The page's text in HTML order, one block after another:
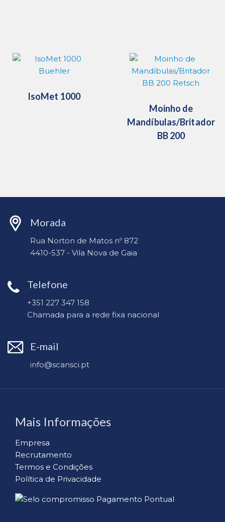
IsoMet 1000
Moinho de
Mandíbulas/Britador
BB 200
Morada
Rua Norton de Matos nº 872
4410-537 - Vila Nova de Gaia
Telefone
+351 227 347 158
Chamada para a rede fixa nacional
E-mail
info@scansci.pt
Mais Informações
Empresa
Recrutamento
Termos e Condições
Política de Privacidade